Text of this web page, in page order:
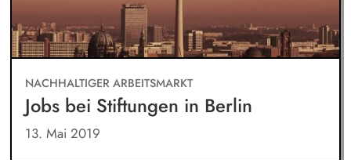
NACHHALTIGER ARBEITSMARKT
Jobs bei Stiftungen in Berlin
13. Mai 2019